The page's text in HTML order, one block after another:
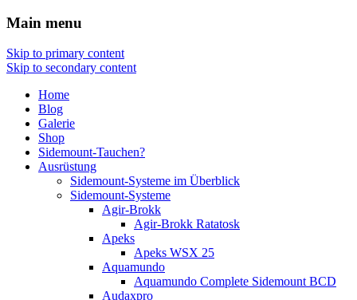
Main menu
Skip to primary content
Skip to secondary content
Home
Blog
Galerie
Shop
Sidemount-Tauchen?
Ausrüstung
Sidemount-Systeme im Überblick
Sidemount-Systeme
Agir-Brokk
Agir-Brokk Ratatosk
Apeks
Apeks WSX 25
Aquamundo
Aquamundo Complete Sidemount BCD
Audaxpro